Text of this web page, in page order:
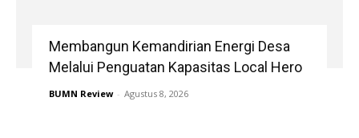
Membangun Kemandirian Energi Desa
Melalui Penguatan Kapasitas Local Hero
BUMN Review - Agustus 8, 2026